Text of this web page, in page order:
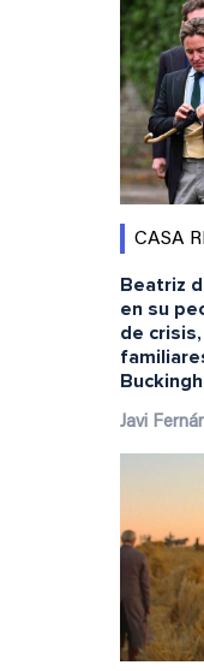
CASA
Beatriz
en su
de
Javi